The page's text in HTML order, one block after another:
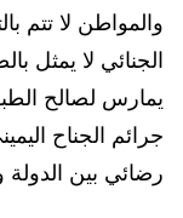
والمواطن لا تتم
الجنائي لا يمثل
يمارس لصالح
جرائم الجناح
رضائي بين الدولة